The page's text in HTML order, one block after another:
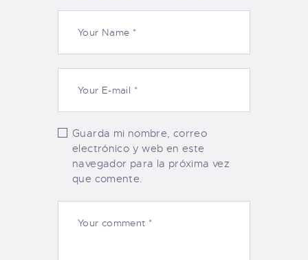
Guarda mi nombre, correo
electrónico y web en este
navegador para la próxima vez
que comente.